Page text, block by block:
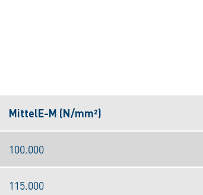
MittelE-M (N/mm²)
100.000
115.000